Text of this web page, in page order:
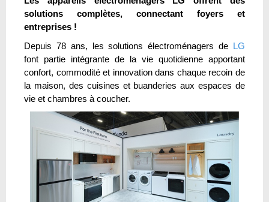
solutions complètes, connectant foyers et
entreprises !
Depuis 78 ans, les solutions électroménagers de LG
font partie intégrante de la vie quotidienne apportant
confort, commodité et innovation dans chaque recoin de
la maison, des cuisines et buanderies aux espaces de
vie et chambres à coucher.